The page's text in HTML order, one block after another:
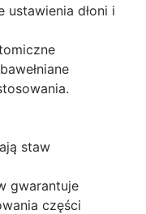
dłoni i
staw
gwarantuje
części